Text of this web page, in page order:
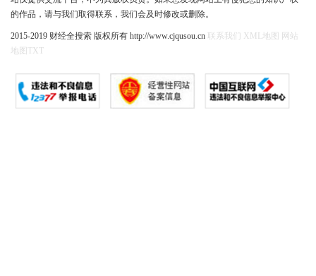
的作品，请与我们取得联系，我们会及时修改或删除。
2015-2019 财经全搜索 版权所有 http://www.cjqusou.cn 联系我们 XML地图
网站
地图
TXT